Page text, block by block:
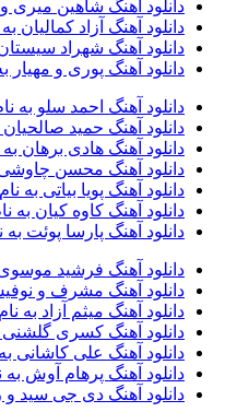
آرتین1
آرتین بهادری12
آرتین سلیمانی1
آردا1
آرسام سالار1
آرسین2
آرش AP1
آرش AP و مسیح
29
آرش آج1
آرش آرام1
آرش ای پی2
آرش تشکری
آرش جلالی و آقا فرا1
آرش حسینی1
آرش خان احمدی1
آرش داوری1
آرش رادان1
آرش رستمى1
آرش شعبانی2
دانلود آهنگ شاهین میری
دانلود آهنگ آزاد
دانلود آهنگ شهراد
دانلود آهنگ پوری و مهیار
دانلود آهنگ احمد سلو به
دانلود آهنگ حمید صالحیان
دانلود آهنگ هادی برهان
دانلود آهنگ محسن
دانلود آهنگ پویا بیاتی به
دانلود آهنگ کاوه کیان
دانلود آهنگ پارسا پوئت به
دانلود آهنگ فرشید
دانلود آهنگ مشرف و
دانلود آهنگ میثم آزاد به
دانلود آهنگ کسری گلشنی
دانلود آهنگ علی کاشانی
دانلود آهنگ پرهام آوش
دانلود آهنگ دی جی سید و